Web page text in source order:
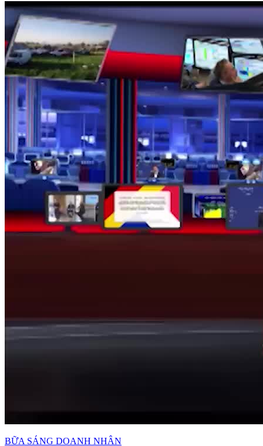
BỮA SÁNG DOANH NHÂN